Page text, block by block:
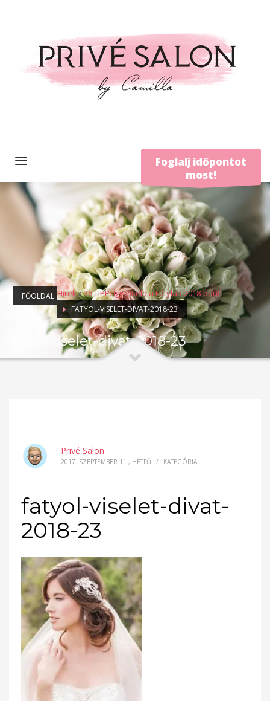
Foglalj időpontot
most!
FŐOLDAL Hírek»36 TIPP: Így viseld a Fátylad 2018-ban!
FATYOL-VISELET-DIVAT-2018-23
fatyol-viselet-divat-2018-23
Privé Salon
2017. SZEPTEMBER 11., HÉTFŐ / KATEGÓRIA:
fatyol-viselet-divat-
2018-23